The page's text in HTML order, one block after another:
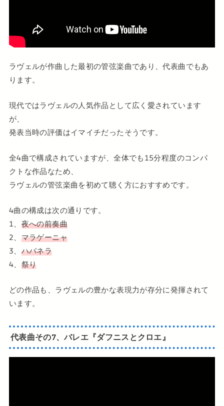
ラヴェルが作曲した最初の管弦楽曲であり、代表曲でもあ
ります。
現代ではラヴェルの人気作品として広く愛されています
が、
発表当時の評価はイマイチだったそうです。
全4曲で構成されていますが、全体でも15分程度のコンパ
クトな作品なため、
ラヴェルの管弦楽曲を初めて聴く方におすすめです。
4曲の構成は次の通りです。
1、 夜への前奏曲
2、 マラゲーニャ
3、 ハバネラ
4、 祭り
どの作品も、ラヴェルの豊かな表現力が存分に発揮されて
います。
代表曲その7、バレエ『ダフニスとクロエ』